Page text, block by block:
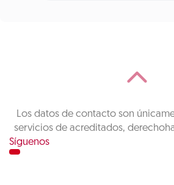
Los datos de contacto son
servicios de acreditados,
Síguenos